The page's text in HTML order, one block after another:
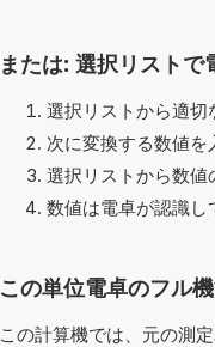
または: 選択リストで
選択リストから適
次に変換する数値を
選択リストから数
数値は電卓が認識し
この単位電卓のフル
この計算機では、元の測